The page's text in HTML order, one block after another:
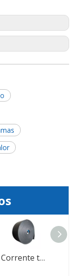
Corrente transportadora de borracha para areia/mina/pedra/triturador/carvão